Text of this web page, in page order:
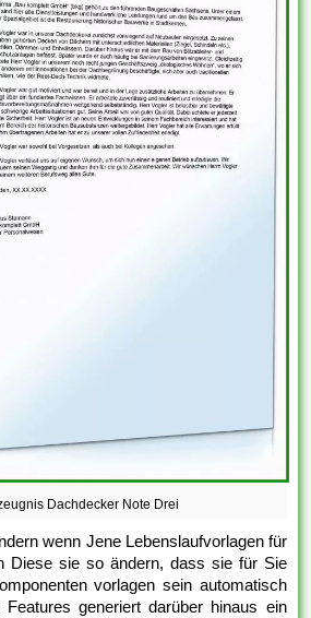
Dachdecker Note Drei
wenn Jene Lebenslaufvorlagen für
Diese sie so ändern, dass sie für Sie
vorlagen sein automatisch
generiert darüber hinaus ein